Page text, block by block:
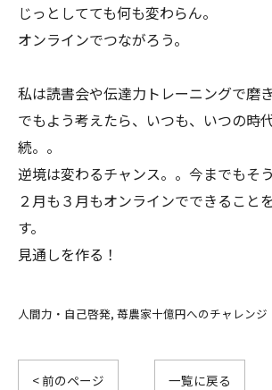
じっとしてても何も変わらん。
オンラインでつながろう。
私は読書会や伝達力トレーニングで磨
でもよう考えたら、いつも、いつの時
続。。
逆境は変わるチャンス。。今までもそ
２月も３月もオンラインでできること
す。
見通しを作る！
人間力・自己啓発 苺農家十億円へのチャレンジ
< 前のページ 一覧に戻る